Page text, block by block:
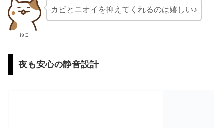
ねこ
カビとニオイを抑えてくれるのは嬉しい♪
夜も安心の静音設計